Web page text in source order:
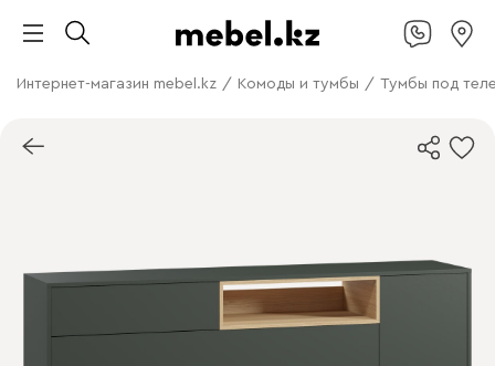
Интернет-магазин mebel.kz / Комоды и тумбы / Тумбы под